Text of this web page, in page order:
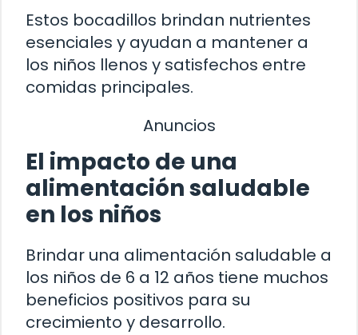
Estos bocadillos brindan nutrientes
esenciales y ayudan a mantener a
los niños llenos y satisfechos entre
comidas principales.
Anuncios
El impacto de una
alimentación saludable
en los niños
Brindar una alimentación saludable a
los niños de 6 a 12 años tiene muchos
beneficios positivos para su
crecimiento y desarrollo.